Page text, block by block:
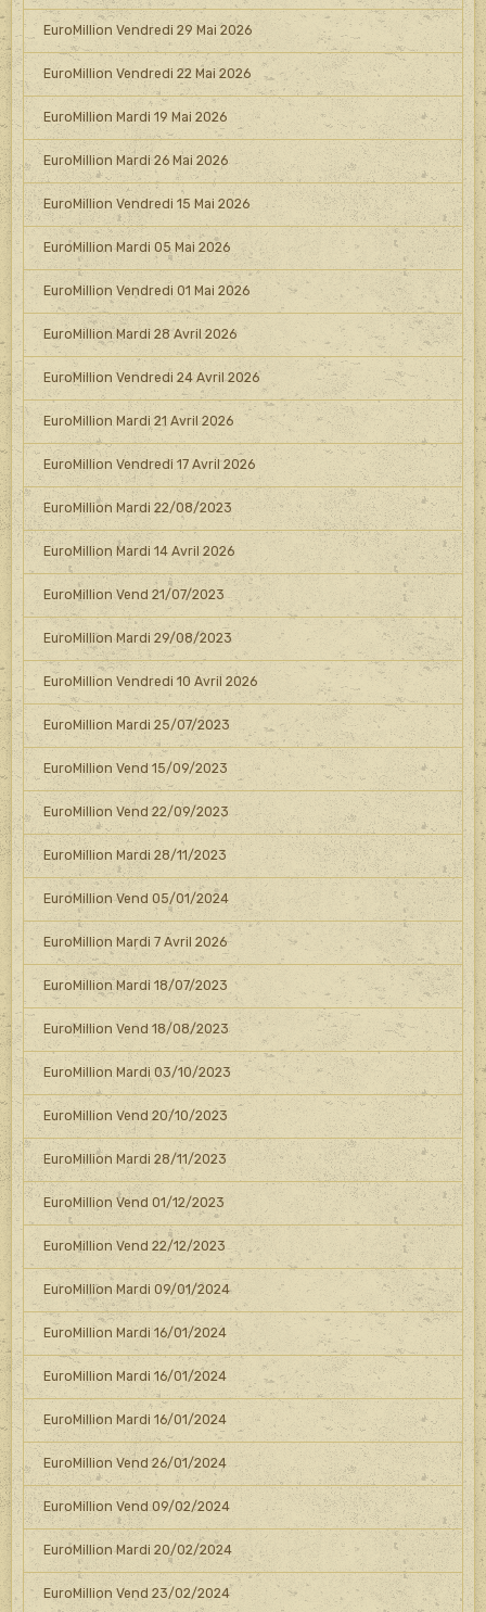
EuroMillion Vendredi 29 Mai 2026
EuroMillion Vendredi 22 Mai 2026
EuroMillion Mardi 19 Mai 2026
EuroMillion Mardi 26 Mai 2026
EuroMillion Vendredi 15 Mai 2026
EuroMillion Mardi 05 Mai 2026
EuroMillion Vendredi 01 Mai 2026
EuroMillion Mardi 28 Avril 2026
EuroMillion Vendredi 24 Avril 2026
EuroMillion Mardi 21 Avril 2026
EuroMillion Vendredi 17 Avril 2026
EuroMillion Mardi 22/08/2023
EuroMillion Mardi 14 Avril 2026
EuroMillion Vend 21/07/2023
EuroMillion Mardi 29/08/2023
EuroMillion Vendredi 10 Avril 2026
EuroMillion Mardi 25/07/2023
EuroMillion Vend 15/09/2023
EuroMillion Vend 22/09/2023
EuroMillion Mardi 28/11/2023
EuroMillion Vend 05/01/2024
EuroMillion Mardi 7 Avril 2026
EuroMillion Mardi 18/07/2023
EuroMillion Vend 18/08/2023
EuroMillion Mardi 03/10/2023
EuroMillion Vend 20/10/2023
EuroMillion Mardi 28/11/2023
EuroMillion Vend 01/12/2023
EuroMillion Vend 22/12/2023
EuroMillion Mardi 09/01/2024
EuroMillion Mardi 16/01/2024
EuroMillion Mardi 16/01/2024
EuroMillion Mardi 16/01/2024
EuroMillion Vend 26/01/2024
EuroMillion Vend 09/02/2024
EuroMillion Mardi 20/02/2024
EuroMillion Vend 23/02/2024